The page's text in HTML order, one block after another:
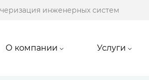
инженерных систем
О компании Услуги